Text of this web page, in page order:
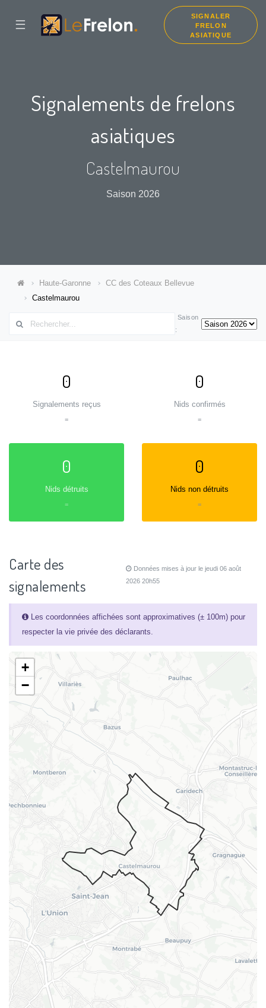
☰
SIGNALER
FRELON
ASIATIQUE
Signalements de frelons
asiatiques
Castelmaurou
Saison 2026
Haute-Garonne
CC des Coteaux Bellevue
Castelmaurou
Saison
:
0
Signalements reçus
=
0
Nids confirmés
=
0
Nids détruits
=
0
Nids non détruits
=
Carte des
signalements
Données mises à jour le jeudi 06 août
2026 20h55
Les coordonnées affichées sont approximatives (± 100m) pour
respecter la vie privée des déclarants.
+
−